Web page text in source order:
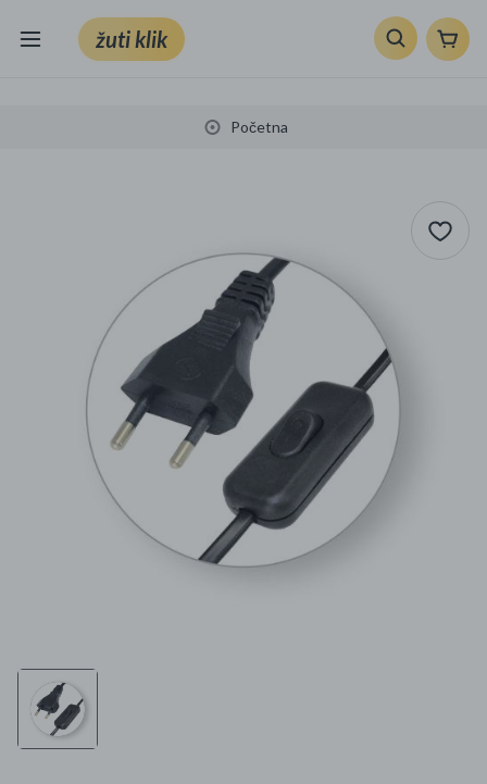
žuti klik
VRT I ALATI
Klik supermarket
Sport i slobodno vrijeme
Ljepota i zdravlje
Mame i bebe
Kućanski aparati
Specijalne kategorije
Početna